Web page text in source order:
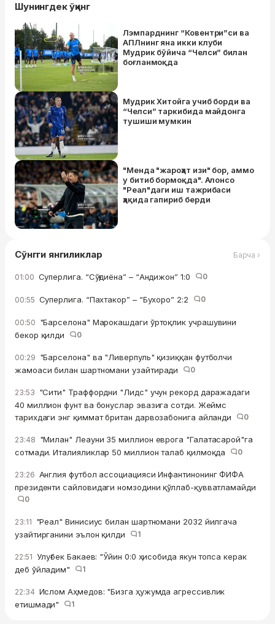
Шунингдек ўқинг
Лэмпарднинг “Ковентри”си ва
АПЛнинг яна икки клуби
Мудрик бўйича “Челси” билан
боғланмоқда
Мудрик Хитойга учиб борди ва
“Челси” таркибида майдонга
тушиши мумкин
"Менда "жароҳат изи" бор, аммо
у битиб бормоқда". Алонсо
"Реал"даги иш тажрибаси
ҳақида гапириб берди
Сўнгги янгиликлар Барча ›
01:00 Суперлига. “Сўғдиёна” – “Андижон” 1:0 0
00:55 Суперлига. “Пахтакор” – “Бухоро” 2:2 0
00:50 "Барселона" Марокашдаги ўртоқлик учрашувини
бекор қилди
0
00:29 "Барселона" ва "Ливерпуль" қизиққан футболчи
жамоаси билан шартномани узайтиради
0
23:53 "Сити" Траффордни "Лидс" учун рекорд даражадаги
40 миллион фунт ва бонуслар эвазига сотди. Жеймс
тарихдаги энг қиммат британ дарвозабонига айланди
0
23:48 "Милан" Леауни 35 миллион еврога "Галатасарой"га
сотмади. Италияликлар 50 миллион талаб қилмоқда
0
23:26 Англия футбол ассоциацияси Инфантинонинг ФИФА
президенти сайловидаги номзодини қўллаб-қувватламайди
0
23:11 "Реал" Винисиус билан шартномани 2032 йилгача
узайтирганини эълон қилди
1
22:51 Улуғбек Бакаев: "Ўйин 0:0 ҳисобида якун топса керак
деб ўйладим"
1
22:34 Ислом Аҳмедов: "Бизга ҳужумда агрессивлик
етишмади"
1